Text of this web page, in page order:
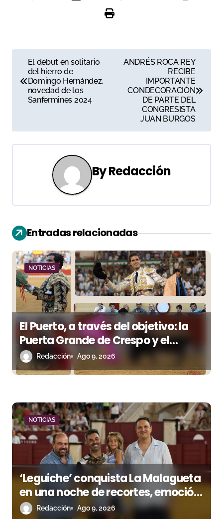
a
g
i
ó
n
d
e
e
n
t
r
d
a
s
El debut en solitario
del hierro de
Domingo Hernández,
novedad de los
Sanfermines 2024
ANDRÉS ROCA REY
RECIBE
IMPORTANTE
CONDECORACIÓN
DE PARTE DEL
CONGRESISTA
JUAN BURGOS
ByRedacción
Entradas relacionadas
NOTICIAS
El Puerto, a través del objetivo: la
Puerta Grande de Crespo y el
aroma de Morante
Redacción Ago 9, 2026
NOTICIAS
‘Leguiche’ conquista La Malagueta
en una noche de recortes, emoción
y gran ambiente
Redacción Ago 9, 2026